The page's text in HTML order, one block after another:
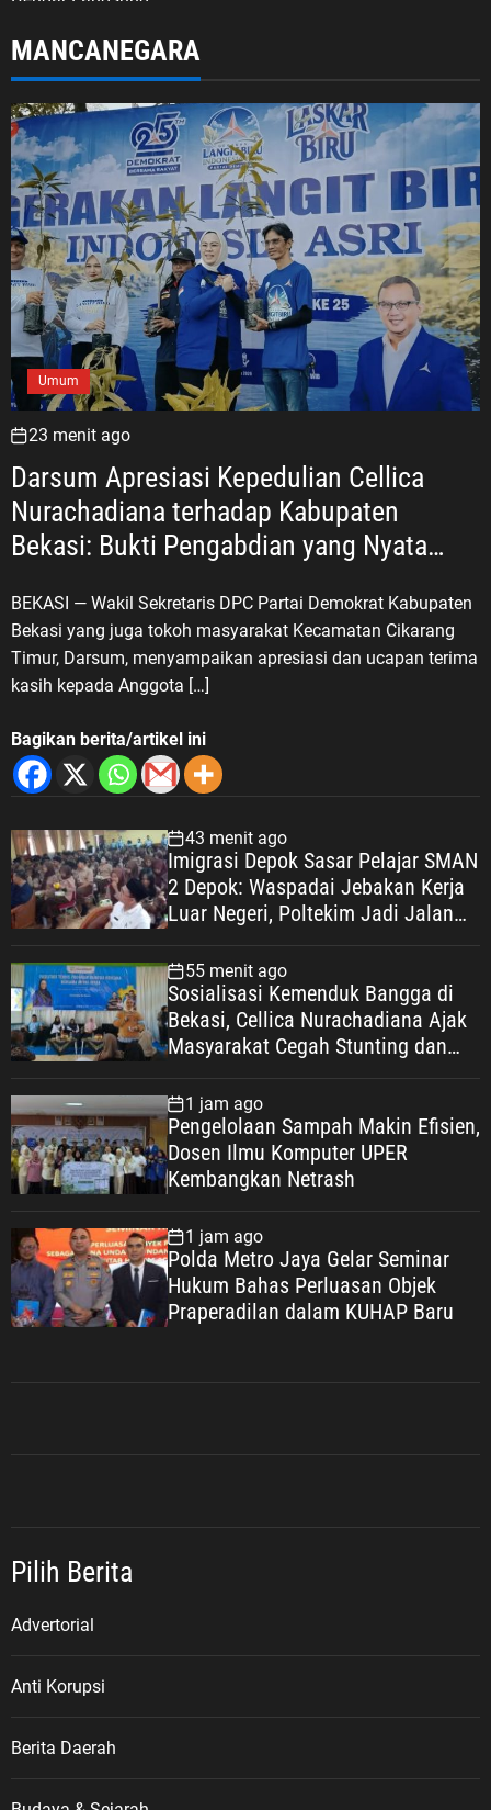
MANCANEGARA
Umum
23 menit ago
Darsum Apresiasi Kepedulian Cellica
Nurachadiana terhadap Kabupaten
Bekasi: Bukti Pengabdian yang Nyata
BEKASI — Wakil Sekretaris DPC Partai Demokrat Kabupaten
Bekasi yang juga tokoh masyarakat Kecamatan Cikarang
Timur, Darsum, menyampaikan apresiasi dan ucapan terima
kasih kepada Anggota […]
Bagikan berita/artikel ini
43 menit ago
Imigrasi Depok Sasar Pelajar SMAN
2 Depok: Waspadai Jebakan Kerja
Luar Negeri, Poltekim Jadi Jalan
55 menit ago
Sosialisasi Kemenduk Bangga di
Bekasi, Cellica Nurachadiana Ajak
Masyarakat Cegah Stunting dan
1 jam ago
Pengelolaan Sampah Makin Efisien,
Dosen Ilmu Komputer UPER
Kembangkan Netrash
1 jam ago
Polda Metro Jaya Gelar Seminar
Hukum Bahas Perluasan Objek
Praperadilan dalam KUHAP Baru
Pilih Berita
Advertorial
Anti Korupsi
Berita Daerah